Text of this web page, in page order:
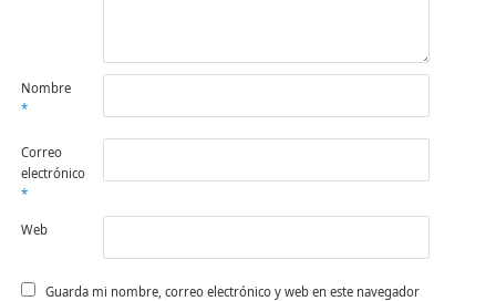
Nombre
*
Correo
electrónico
*
Web
Guarda mi nombre, correo electrónico y web en este navegador